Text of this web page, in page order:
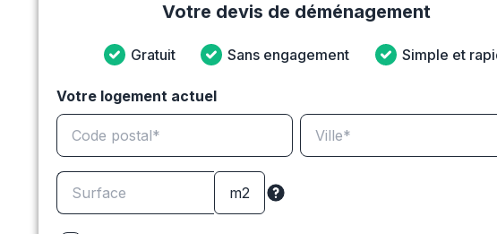
Votre devis de déménagement
Gratuit Sans engagement Simple et
Votre logement actuel